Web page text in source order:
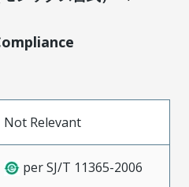
Not Relevant
per SJ/T 11365-2006